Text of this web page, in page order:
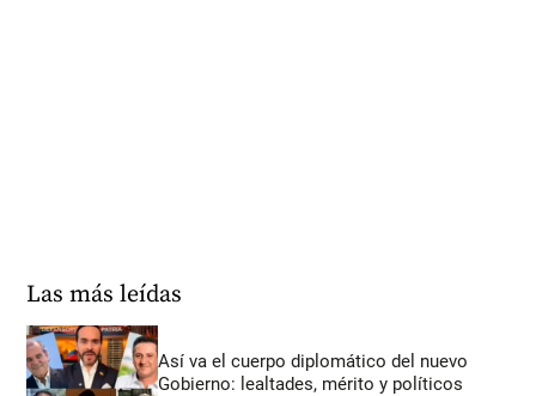
Las más leídas
Así va el cuerpo diplomático del nuevo
Gobierno: lealtades, mérito y políticos